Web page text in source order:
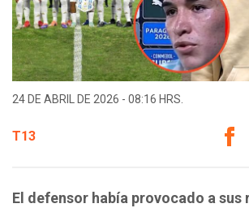
24 DE ABRIL DE 2026 - 08:16 HRS.
T13
El defensor había provocado a sus